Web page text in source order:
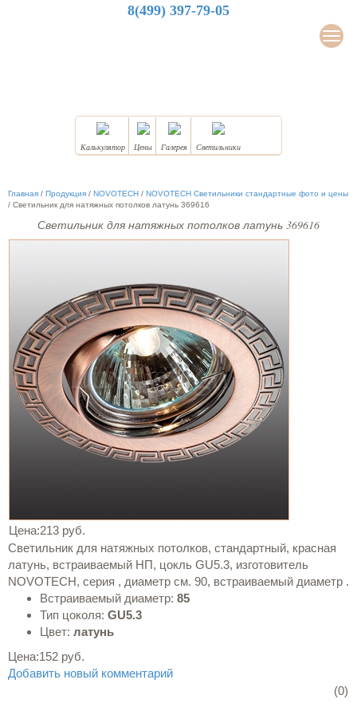
8(499) 397-79-05
Калькулятор Цены Галерея Светильники
Главная / Продукция / NOVOTECH / NOVOTECH Светильники стандартные фото и цены
/ Светильник для натяжных потолков латунь 369616
Светильник для натяжных потолков латунь 369616
Цена:213 руб.
Светильник для натяжных потолков, стандартный, красная
латунь, встраиваемый НП, цокль GU5.3, изготовитель
NOVOTECH, серия , диаметр см. 90, встраиваемый диаметр .
Встраиваемый диаметр: 85
Тип цоколя: GU5.3
Цвет: латунь
Цена:152 руб.
Добавить новый комментарий
(0)